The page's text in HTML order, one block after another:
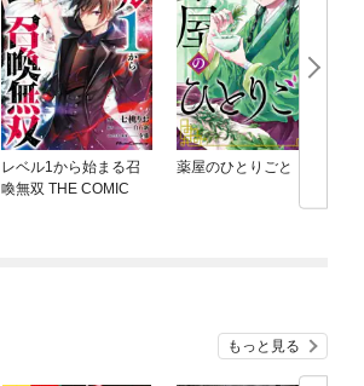
レベル1から始まる召
喚無双 THE COMIC
薬屋のひとりごと
もっと見る